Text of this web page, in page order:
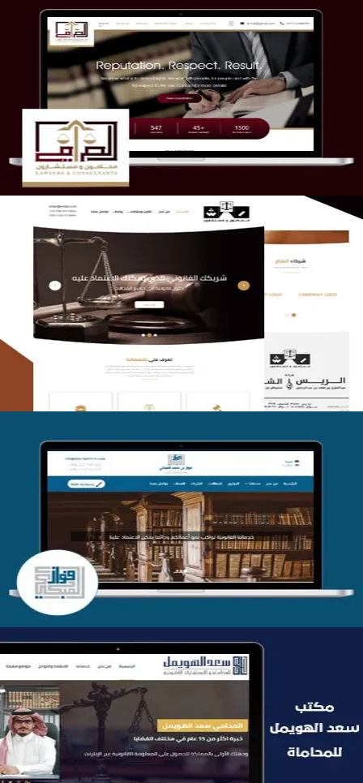
موقع الصرامي للمحاماة
التفاصيل
الريس والشعلان للمحاماة
التفاصيل
موقع فواز المبكي للمحاماة
التفاصيل
موقع سعد الهويمل للمحاماة
التفاصيل